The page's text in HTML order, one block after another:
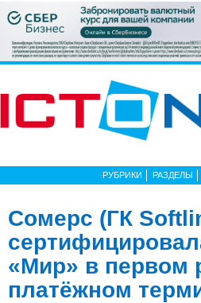
РУБРИКИ РАЗДЕЛЫ
Сомерс (ГК
«Мир» в первом
платёжном